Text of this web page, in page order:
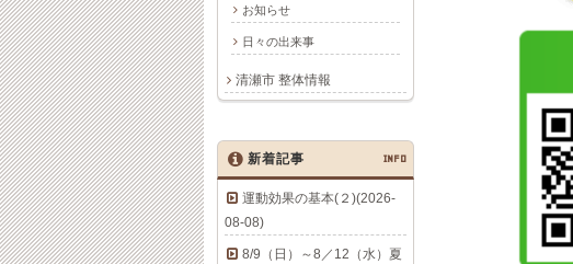
お知らせ
日々の出来事
清瀬市 整体情報
新着記事 INFO
運動効果の基本(２)(2026-
08-08)
8/9（日）～8／12（水）夏